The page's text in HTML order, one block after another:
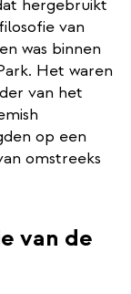
hergebruikt
van
was binnen
Het waren
van het
op een
omstreeks
van de